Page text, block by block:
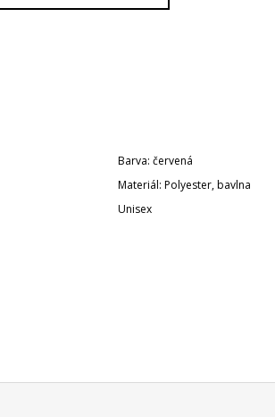
Barva: červená
Materiál: Polyester, bavlna
Unisex